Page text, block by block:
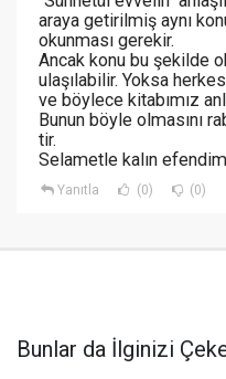
araya getirilmiş aynı
okunması gerekir.
Ancak konu bu şekilde
ulaşılabilir. Yoksa
ve böylece kitabımız
Bunun böyle olmasını
tir.
Selametle kalın
Yanıtla (0) (0)
Bunlar da İlginizi